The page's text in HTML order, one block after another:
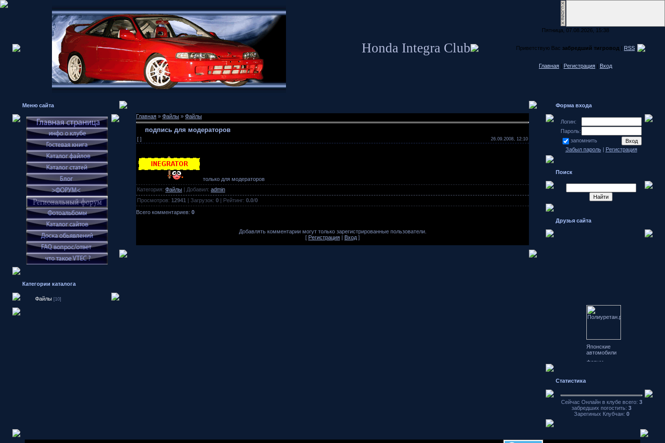
Honda Integra Club
Пятница, 07.08.2026, 15:38
Приветствую Вас забредший тигровод | RSS
Главная | Регистрация | Вход
Меню сайта
Категории каталога
Файлы [10]
Главная » Файлы » Файлы
подпись для модераторов
[ ] 26.09.2008, 12:10
только для модераторов
Категория: Файлы | Добавил: admin
Просмотров: 12941 | Загрузок: 0 | Рейтинг: 0.0/0
Всего комментариев: 0
Добавлять комментарии могут только зарегистрированные пользователи.
[ Регистрация | Вход ]
Форма входа
Логин:
Пароль:
запомнить
Забыл пароль| Регистрация
Поиск
Друзья сайта
Японские
автомобили
форум
Hondamotor.ru
хранение
фотографий
Статистика
Сейчас Онлайн в клубе всего: 3
забредших погостить: 3
Зарегиных Клубчан: 0